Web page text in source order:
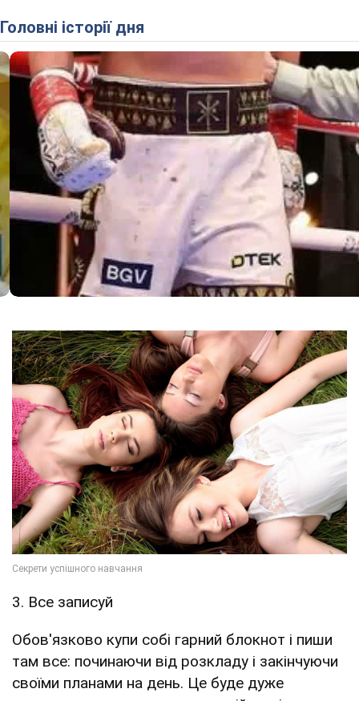
Головні історії дня
3. Все записуй
Обов'язково купи собі гарний блокнот і пиши
там все: починаючи від розкладу і закінчуючи
своїми планами на день. Це буде дуже